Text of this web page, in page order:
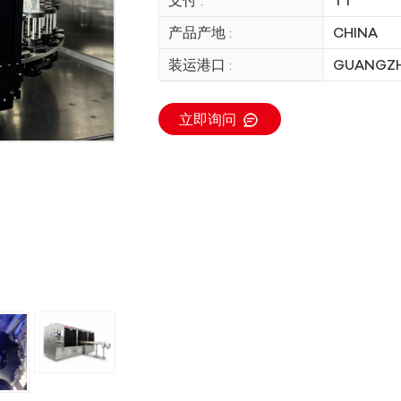
产品产地 :
CHINA
装运港口 :
立即询问